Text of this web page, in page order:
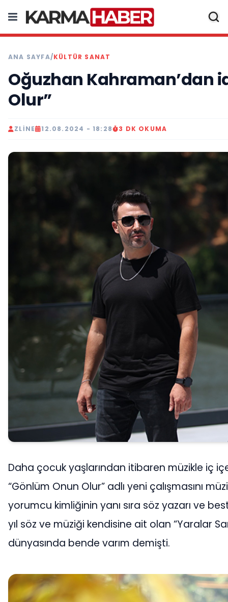
ANA SAYFA/KÜLTÜR SANAT
Oğuzhan Kahraman’dan
Olur”
ZLINE 12.08.2024 - 18:28 3 DK OKUMA
Daha çocuk yaşlarından itibaren müzikle iç
“Gönlüm Onun Olur” adlı yeni çalışmasını
yorumcu kimliğinin yanı sıra söz yazarı ve
yıl söz ve müziği kendisine ait olan “Yaralar
dünyasında bende varım demişti.